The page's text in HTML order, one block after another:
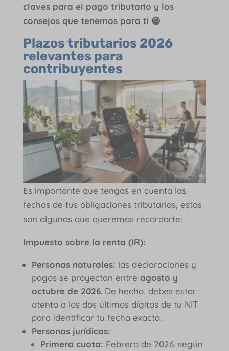
claves para el pago tributario y los
consejos que tenemos para ti 😁
Plazos tributarios 2026
relevantes para
contribuyentes
Es importante que tengas en cuenta las
fechas de tus obligaciones tributarias, estas
son algunas que queremos recordarte:
Impuesto sobre la renta (IR):
Personas naturales: las declaraciones y
pagos se proyectan entre agosto y
octubre de 2026. De hecho, debes estar
atento a los dos últimos dígitos de tu NIT
para identificar tu fecha exacta.
Personas jurídicas:
Primera cuota: Febrero de 2026. según